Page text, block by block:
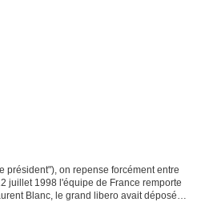
président"), on repense forcément entre
juillet 1998 l'équipe de France remporte
Blanc, le grand libero avait déposé